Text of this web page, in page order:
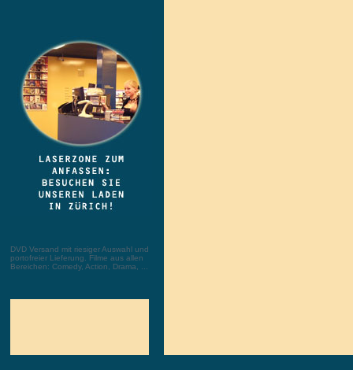
DVD Versand mit riesiger Auswahl und
portofreier Lieferung. Filme aus allen
Bereichen: Comedy, Action, Drama, ...